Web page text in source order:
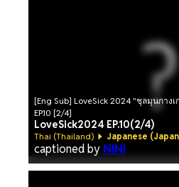
[Eng Sub] LoveSick 2024 "ชุลมุนกางเ
EP.10 [2/4]
LoveSick2024 EP.10(2/4)
Thai (Thailand) Japanese
captioned by NINI